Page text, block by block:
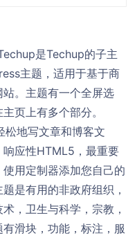
是Techup的子主
主题，适用于基于商
。主题有一个全屏选
页上有多个部分。
松地写文章和博客文
响应性HTML5，最重要
用定制器添加您自己的
是有用的非政府组织，
，卫生与科学，宗教，
滑块，功能，标注，服